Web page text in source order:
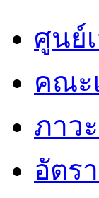
ศูนย์
คณะ
ภาว
อัตร